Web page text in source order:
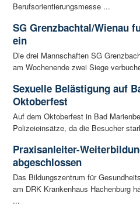
Berufsorientierungsmesse ...
SG Grenzbachtal/Wienau
ein
Die drei Mannschaften SG
am Wochenende zwei Siege
Sexuelle Belästigung auf
Oktoberfest
Auf dem Oktoberfest in Bad
Polizeieinsätze, da die Besucher
Praxisanleiter-
abgeschlossen
Das Bildungszentrum für
am DRK Krankenhaus Hachenburg
...